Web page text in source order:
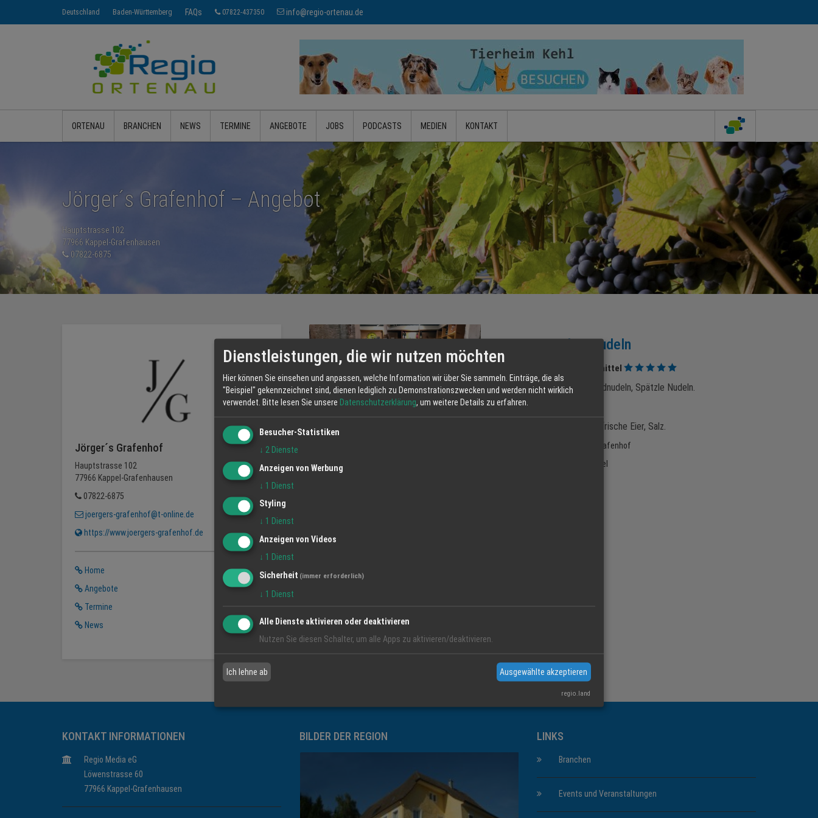
Deutschland Baden-Württemberg FAQs 07822-437350 info@regio-ortenau.de
ORTENAU BRANCHEN NEWS TERMINE ANGEBOTE JOBS PODCASTS MEDIEN KONTAKT
Jörger´s Grafenhof – Angebot
Hauptstrasse 102
77966 Kappel-Grafenhausen
07822-6875
Jörger´s Grafenhof
Hauptstrasse 102
77966 Kappel-Grafenhausen
07822-6875
joergers-grafenhof@t-online.de
https://www.joergers-grafenhof.de
Home
Angebote
Termine
News
Hausgemachte Nudeln
Lebensmittel
Spaghetinudeln, Breite Bandnudeln, Spätzle Nudeln.
Je 500gr.
Zutaten: Hartweizengrieß, frische Eier, Salz.
Jörger´s Grafenhof
lebensmittel
KONTAKT INFORMATIONEN
Regio Media eG
Löwenstrasse 60
77966 Kappel-Grafenhausen
BILDER DER REGION LINKS
Branchen
Events und Veranstaltungen
Dienstleistungen, die wir nutzen möchten
Hier können Sie einsehen und anpassen, welche Information wir über Sie sammeln. Einträge, die als
"Beispiel" gekennzeichnet sind, dienen lediglich zu Demonstrationszwecken und werden nicht wirklich
verwendet. Bitte lesen Sie unsere Datenschutzerklärung, um weitere Details zu erfahren.
Besucher-Statistiken
↓ 2 Dienste
Anzeigen von Werbung
↓ 1 Dienst
Styling
↓ 1 Dienst
Anzeigen von Videos
↓ 1 Dienst
Sicherheit (immer erforderlich)
↓ 1 Dienst
Alle Dienste aktivieren oder deaktivieren
Nutzen Sie diesen Schalter, um alle Apps zu aktivieren/deaktivieren.
Ich lehne ab Ausgewählte akzeptieren
regio.land